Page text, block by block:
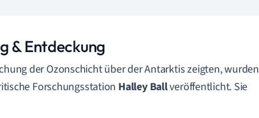
& Entdeckung
der Ozonschicht über der Antarktis zeigten, wurden
Forschungsstation Halley Ballveröffentlicht. Sie